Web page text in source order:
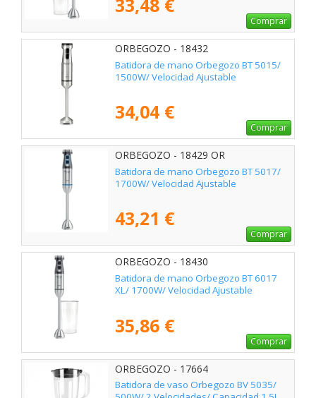
33,48 €
Comprar
ORBEGOZO - 18432
Batidora de mano Orbegozo BT 5015/
1500W/ Velocidad Ajustable
34,04 €
Comprar
ORBEGOZO - 18429 OR
Batidora de mano Orbegozo BT 5017/
1700W/ Velocidad Ajustable
43,21 €
Comprar
ORBEGOZO - 18430
Batidora de mano Orbegozo BT 6017
XL/ 1700W/ Velocidad Ajustable
35,86 €
Comprar
ORBEGOZO - 17664
Batidora de vaso Orbegozo BV 5035/